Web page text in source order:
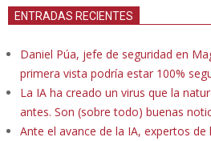
ENTRADAS RECIENTES
Daniel Púa, jefe de seguridad en
primera vista podría estar 100%
La IA ha creado un virus que la
antes. Son (sobre todo) buenas
Ante el avance de la IA, expertos de